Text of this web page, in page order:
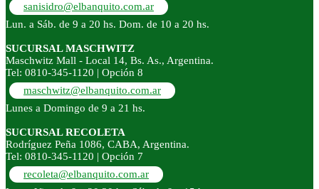
sanisidro@elbanquito.com.ar
Lun. a Sáb. de 9 a 20 hs. Dom. de 10 a 20 hs.
SUCURSAL MASCHWITZ
Maschwitz Mall - Local 14, Bs. As., Argentina.
Tel: 0810-345-1120 | Opción 8
maschwitz@elbanquito.com.ar
Lunes a Domingo de 9 a 21 hs.
SUCURSAL RECOLETA
Rodríguez Peña 1086, CABA, Argentina.
Tel: 0810-345-1120 | Opción 7
recoleta@elbanquito.com.ar